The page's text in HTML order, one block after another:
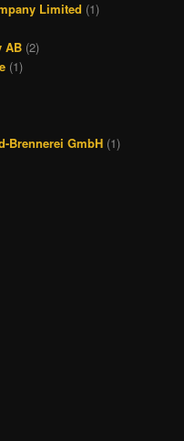
Limited (1)
AB (2)
(1)
Brennerei GmbH (1)